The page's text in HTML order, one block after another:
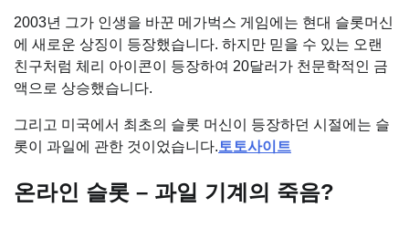
2003년 그가 인생을 바꾼 메가벅스 게임에는 현대 슬롯머신
에 새로운 상징이 등장했습니다. 하지만 믿을 수 있는 오랜
친구처럼 체리 아이콘이 등장하여 20달러가 천문학적인 금
액으로 상승했습니다.
그리고 미국에서 최초의 슬롯 머신이 등장하던 시절에는 슬
롯이 과일에 관한 것이었습니다.토토사이트
온라인 슬롯 – 과일 기계의 죽음?